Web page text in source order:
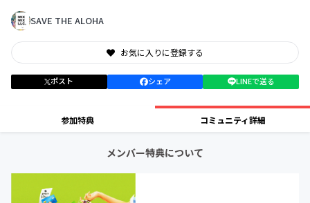
SAVE THE ALOHA
お気に入りに登録する
ポスト シェア LINEで送る
参加特典 コミュニティ詳細
メンバー特典について